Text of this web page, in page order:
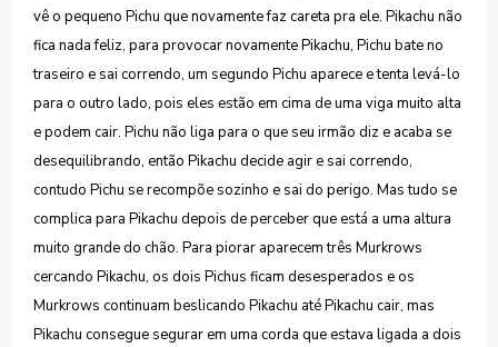
vê o pequeno Pichu que novamente faz careta pra ele. Pikachu não
fica nada feliz, para provocar novamente Pikachu, Pichu bate no
traseiro e sai correndo, um segundo Pichu aparece e tenta levá-lo
para o outro lado, pois eles estão em cima de uma viga muito alta
e podem cair. Pichu não liga para o que seu irmão diz e acaba se
desequilibrando, então Pikachu decide agir e sai correndo,
contudo Pichu se recompõe sozinho e sai do perigo. Mas tudo se
complica para Pikachu depois de perceber que está a uma altura
muito grande do chão. Para piorar aparecem três Murkrows
cercando Pikachu, os dois Pichus ficam desesperados e os
Murkrows continuam beslicando Pikachu até Pikachu cair, mas
Pikachu consegue segurar em uma corda que estava ligada a dois